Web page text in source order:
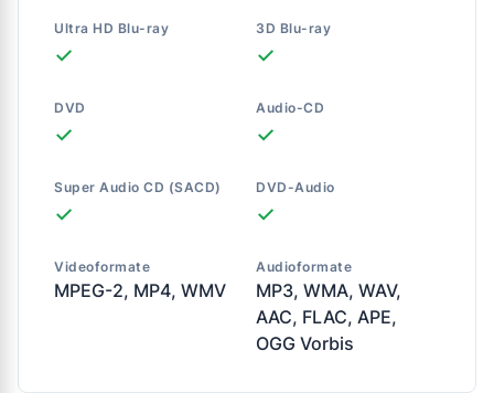
Ultra HD Blu-ray
✓
3D Blu-ray
✓
DVD
✓
Audio-CD
✓
Super Audio CD (SACD)
✓
DVD-Audio
✓
Videoformate
MPEG-2, MP4, WMV
Audioformate
MP3, WMA, WAV,
AAC, FLAC, APE,
OGG Vorbis